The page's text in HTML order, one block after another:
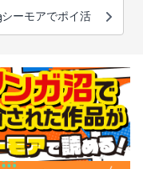
シーモアでポイ活